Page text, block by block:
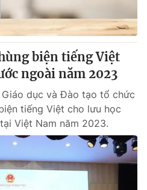
Podcast
Infographic
Shorts video
biện tiếng Việt
ngoài năm 2023
dục và Đào tạo tổ chức
tiếng Việt cho lưu học
Việt Nam năm 2023.